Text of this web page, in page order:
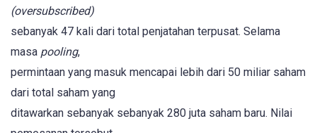
(oversubscribed)
sebanyak 47 kali dari total penjatahan terpusat. Selama
masa pooling,
permintaan yang masuk mencapai lebih dari 50 miliar saham
dari total saham yang
ditawarkan sebanyak sebanyak 280 juta saham baru. Nilai